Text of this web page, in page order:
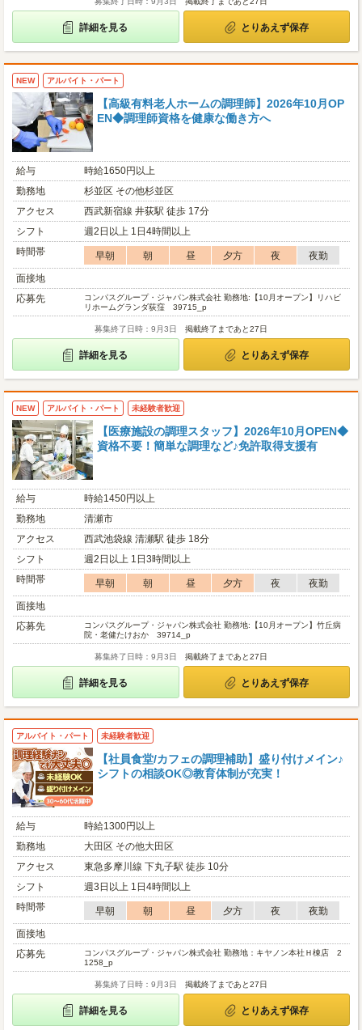
詳細を見る とりあえず保存
NEW アルバイト・パート
【高級有料老人ホームの調理師】2026年10月OP
EN◆調理師資格を健康な働き方へ
給与
時給1650円以上
勤務地
杉並区 その他杉並区
アクセス
西武新宿線 井荻駅 徒歩 17分
シフト
週2日以上 1日4時間以上
時間帯
早朝 朝 昼 夕方 夜
夜勤
面接地
応募先
コンパスグループ・ジャパン株式会社 勤務地:【10月オープン】リハビ
リホームグランダ荻窪 39715_p
募集終了日時：9月3日 掲載終了まであと27日
詳細を見る とりあえず保存
NEW アルバイト・パート 未経験者歓迎
【医療施設の調理スタッフ】2026年10月OPEN◆
資格不要！簡単な調理など♪免許取得支援有
給与
時給1450円以上
勤務地
清瀬市
アクセス
西武池袋線 清瀬駅 徒歩 18分
シフト
週2日以上 1日3時間以上
時間帯
早朝 朝 昼 夕方 夜
夜勤
面接地
応募先
コンパスグループ・ジャパン株式会社 勤務地:【10月オープン】竹丘病
院・老健たけおか 39714_p
募集終了日時：9月3日 掲載終了まであと27日
詳細を見る とりあえず保存
アルバイト・パート 未経験者歓迎
【社員食堂/カフェの調理補助】盛り付けメイン♪
シフトの相談OK◎教育体制が充実！
給与
時給1300円以上
勤務地
大田区 その他大田区
アクセス
東急多摩川線 下丸子駅 徒歩 10分
シフト
週3日以上 1日4時間以上
時間帯
早朝 朝 昼 夕方 夜
夜勤
面接地
応募先
コンパスグループ・ジャパン株式会社 勤務地：キヤノン本社Ｈ棟店 2
1258_p
募集終了日時：9月3日 掲載終了まであと27日
詳細を見る とりあえず保存